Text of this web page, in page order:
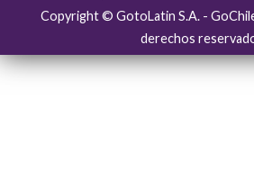
Copyright © GotoLatin S.A. -
derechos